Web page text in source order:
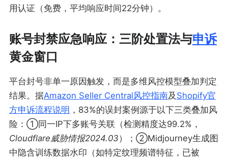
用认证（免费，平均响应时间22分钟）。
账号封禁应急响应：三阶处置法与申诉
黄金窗口
平台封号非单一原因触发，而是多维风控模型叠加判定
结果。据Amazon Seller Central风控指南及 Shopify官
方申诉流程说明 ，83%的误封案例源于以下三类叠加风
险：①同一IP下多账号关联（检测精度达99.2%，
Cloudflare威胁情报2024.03）；②Midjourney生成图
中隐含训练数据水印（如特定纹理频谱特征，已被